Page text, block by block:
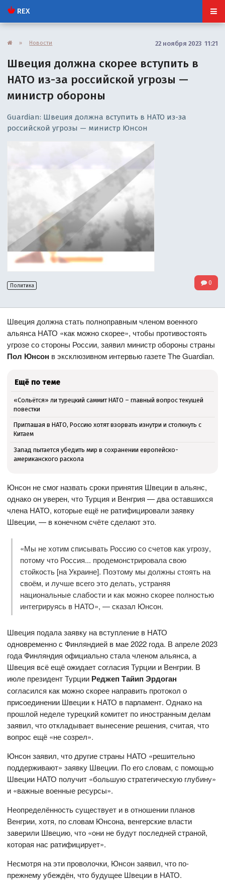
REX
» Новости 22 ноября 2023 11:21
Швеция должна скорее вступить в
НАТО из-за российской угрозы —
министр обороны
Guardian: Швеция должна вступить в НАТО из-за
российской угрозы — министр Юнсон
Политика 0
Швеция должна стать полноправным членом военного
альянса НАТО «как можно скорее», чтобы противостоять
угрозе со стороны России, заявил министр обороны страны
Пол Юнсон в эксклюзивном интервью газете The Guardian.
Ещё по теме
«Сольётся» ли турецкий саммит НАТО – главный вопрос текущей
повестки
Приглашая в НАТО, Россию хотят взорвать изнутри и столкнуть с
Китаем
Запад пытается убедить мир в сохранении европейско-
американского раскола
Юнсон не смог назвать сроки принятия Швеции в альянс,
однако он уверен, что Турция и Венгрия — два оставшихся
члена НАТО, которые ещё не ратифицировали заявку
Швеции, — в конечном счёте сделают это.
«Мы не хотим списывать Россию со счетов как угрозу,
потому что Россия... продемонстрировала свою
стойкость [на Украине]. Поэтому мы должны стоять на
своём, и лучше всего это делать, устраняя
национальные слабости и как можно скорее полностью
интегрируясь в НАТО», — сказал Юнсон.
Швеция подала заявку на вступление в НАТО
одновременно с Финляндией в мае 2022 года. В апреле 2023
года Финляндия официально стала членом альянса, а
Швеция всё ещё ожидает согласия Турции и Венгрии. В
июле президент Турции Реджеп Тайип Эрдоган
согласился как можно скорее направить протокол о
присоединении Швеции к НАТО в парламент. Однако на
прошлой неделе турецкий комитет по иностранным делам
заявил, что откладывает вынесение решения, считая, что
вопрос ещё «не созрел».
Юнсон заявил, что другие страны НАТО «решительно
поддерживают» заявку Швеции. По его словам, с помощью
Швеции НАТО получит «большую стратегическую глубину»
и «важные военные ресурсы».
Неопределённость существует и в отношении планов
Венгрии, хотя, по словам Юнсона, венгерские власти
заверили Швецию, что «они не будут последней страной,
которая нас ратифицирует».
Несмотря на эти проволочки, Юнсон заявил, что по-
прежнему убеждён, что будущее Швеции в НАТО.